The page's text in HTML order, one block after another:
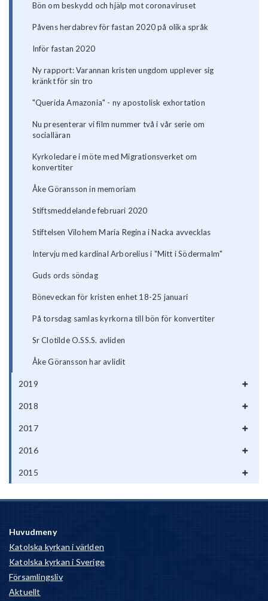
Bön om beskydd och hjälp mot coronaviruset
Påvens herdabrev för fastan 2020 på olika språk
Inför fastan 2020
Ny rapport: Varannan kristen ungdom upplever sig
kränkt för sin tro
"Querida Amazonia" - ny apostolisk exhortation
Nu presenterar vi film nummer två i vår serie om
socialläran
Kyrkoledare i möte med Migrationsverket om
konvertiter
Åke Göransson in memoriam
Stiftsmeddelande februari 2020
Stiftelsen Vilohem Maria Regina i Nacka avvecklas
Intervju med kardinal Arborelius i "Mitt i Södermalm"
Guds ords söndag
Böneveckan för kristen enhet 18-25 januari
På torsdag samlas kyrkorna till bön för konvertiter
Sr Clotilde O.SS.S. avliden
Åke Göransson har avlidit
2019
2018
2017
2016
2015
Huvudmeny
Katolska kyrkan i världen
Katolska kyrkan i Sverige
Församlingsliv
Aktuellt